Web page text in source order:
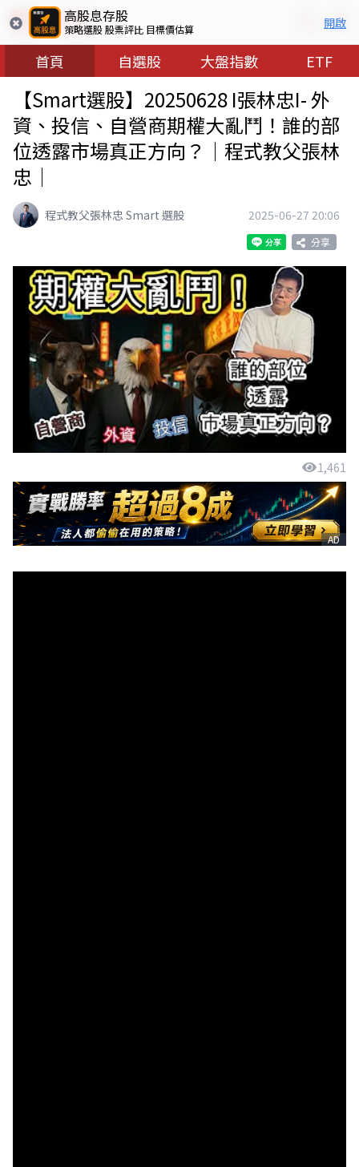
高股息存股
策略選股 股票評比 目標價估算 開啟
首頁 自選股 大盤指數 ETF
【Smart選股】20250628 I張林忠I- 外
資、投信、自營商期權大亂鬥！誰的部
位透露市場真正方向？│程式教父張林
忠│
程式教父張林忠 Smart 選股 2025-06-27 20:06
分享
1,461
AD